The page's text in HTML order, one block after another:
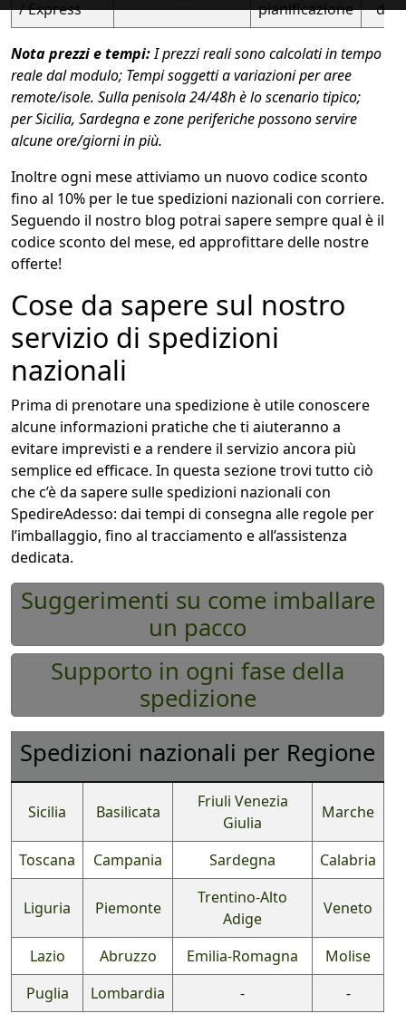
/ Express
pianificazione
Nota prezzi e tempi:I prezzi reali sono calcolati in tempo
reale dal modulo; Tempi soggetti a variazioni per aree
remote/isole. Sulla penisola 24/48h è lo scenario tipico;
per Sicilia, Sardegna e zone periferiche possono servire
alcune ore/giorni in più.
Inoltre ogni mese attiviamo un nuovo codice sconto
fino al 10% per le tue spedizioni nazionali con corriere.
Seguendo il nostro blog potrai sapere sempre qual è il
codice sconto del mese, ed approfittare delle nostre
offerte!
Cose da sapere sul nostro
servizio di spedizioni
nazionali
Prima di prenotare una spedizione è utile conoscere
alcune informazioni pratiche che ti aiuteranno a
evitare imprevisti e a rendere il servizio ancora più
semplice ed efficace. In questa sezione trovi tutto ciò
che c’è da sapere sulle spedizioni nazionali con
SpedireAdesso: dai tempi di consegna alle regole per
l’imballaggio, fino al tracciamento e all’assistenza
dedicata.
Suggerimenti su come imballare
un pacco
Supporto in ogni fase della
spedizione
Spedizioni nazionali per Regione
Sicilia Basilicata
Friuli Venezia
Giulia
Marche
Toscana Campania Sardegna Calabria
Liguria Piemonte
Trentino-Alto
Adige
Veneto
Lazio Abruzzo Emilia-Romagna
Molise
Puglia
Lombardia - -